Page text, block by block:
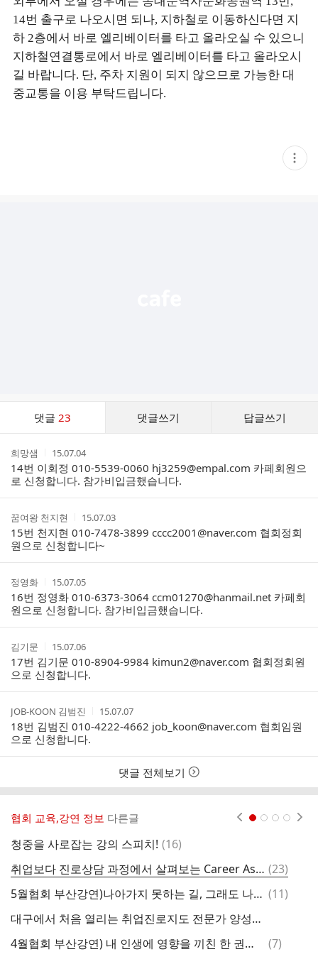
14번 출구로 나오시면 되나, 지하철로 이동하신다면 지
하 2층에서 바로 엘리베이터를 타고 올라오실 수 있으니
지하철연결통로에서 바로 엘리베이터를 타고 올라오시
길 바랍니다. 단, 주차 지원이 되지 않으므로 가능한 대
중교통을 이용 부탁드립니다.
현
재
댓글 23 댓글쓰기 답글쓰기
트
작
성
자
희망샘
작
성
시
간
15.07.04
14번 이회정 010-5539-0060 hj3259@empal.com 카페회원으
로 신청합니다. 참가비입금했습니다.
작
성
자
꿈여왕 천지현
작
성
시
간
15.07.03
15번 천지현 010-7478-3899 cccc2001@naver.com 협회정회
원으로 신청합니다~
작
성
자
정영화
작
성
시
간
15.07.05
16번 정영화 010-6373-3064 ccm01270@hanmail.net 카페회
원으로 신청합니다. 참가비입금했습니다.
작
성
자
김기문
작
성
시
간
15.07.06
17번 김기문 010-8904-9984 kimun2@naver.com 협회정회원
으로 신청합니다.
작
성
자
JOB-KOON 김범진
작
성
시
15.07.07
18번 김범진 010-4222-4662 job_koon@naver.com 협회임원
으로 신청합니다.
댓글 전체보기
협회 교육,강연 정보 다른글
청중을 사로잡는 강의 스피치! 댓
글
(16)
취업보다 진로상담 과정에서 살펴보는 Career Assessment 댓
글
(23)
5월협회 부산강연)나아가지 못하는 길, 그래도 나아가야 하는 길! 댓
글
(11)
대구에서 처음 열리는 취업진로지도 전문가 양성교육
4월협회 부산강연) 내 인생에 영향을 끼친 한 권의 책
댓
글
(7)